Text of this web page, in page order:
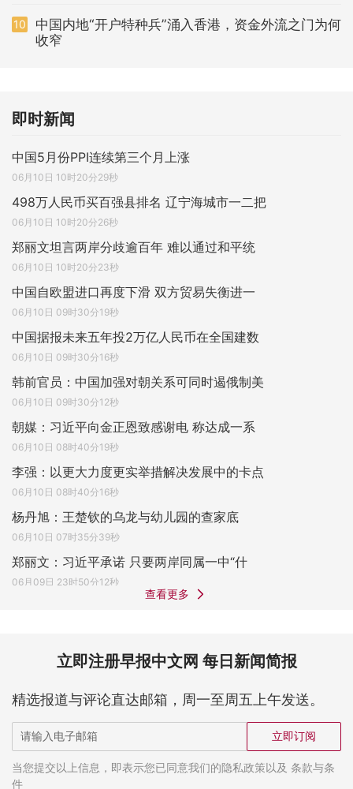
10
中国内地“开户特种兵”涌入香港，资金外流之门为何
收窄
即时新闻
中国5月份PPI连续第三个月上涨
06月10日 10时20分29秒
498万人民币买百强县排名 辽宁海城市一二把
06月10日 10时20分26秒
郑丽文坦言两岸分歧逾百年 难以通过和平统
06月10日 10时20分23秒
中国自欧盟进口再度下滑 双方贸易失衡进一
06月10日 09时30分19秒
中国据报未来五年投2万亿人民币在全国建数
06月10日 09时30分16秒
韩前官员：中国加强对朝关系可同时遏俄制美
06月10日 09时30分12秒
朝媒：习近平向金正恩致感谢电 称达成一系
06月10日 08时40分19秒
李强：以更大力度更实举措解决发展中的卡点
06月10日 08时40分16秒
杨丹旭：王楚钦的乌龙与幼儿园的查家底
06月10日 07时35分39秒
郑丽文：习近平承诺 只要两岸同属一中“什
06月09日 23时50分12秒
查看更多
立即注册早报中文网 每日新闻简报
精选报道与评论直达邮箱，周一至周五上午发送。
立即订阅
当您提交以上信息，即表示您已同意我们的隐私政策以及 条款与条
件